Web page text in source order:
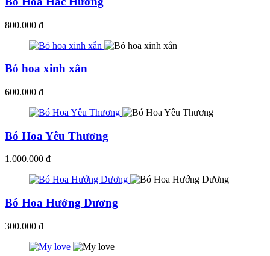
800.000 đ
Bó hoa xinh xắn
600.000 đ
Bó Hoa Yêu Thương
1.000.000 đ
Bó Hoa Hướng Dương
300.000 đ